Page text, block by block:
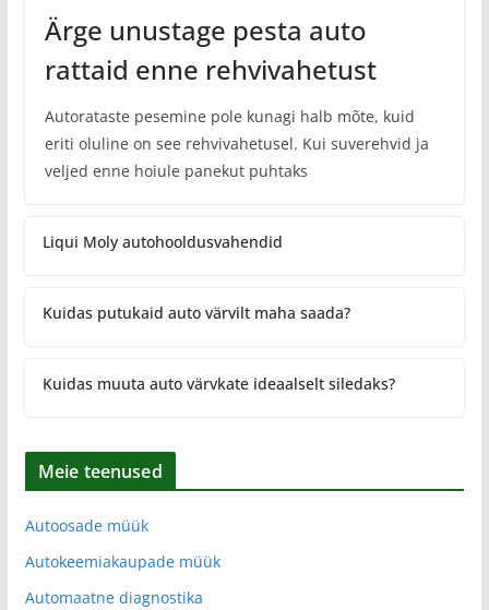
Ärge unustage pesta auto
rattaid enne rehvivahetust
Autorataste pesemine pole kunagi halb mõte, kuid
eriti oluline on see rehvivahetusel. Kui suverehvid ja
veljed enne hoiule panekut puhtaks
Liqui Moly autohooldusvahendid
Kuidas putukaid auto värvilt maha saada?
Kuidas muuta auto värvkate ideaalselt siledaks?
Meie teenused
Autoosade müük
Autokeemiakaupade müük
Automaatne diagnostika